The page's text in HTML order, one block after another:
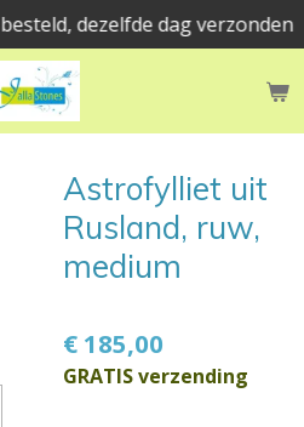
dezelfde dag verzonden
Astrofylliet uit
Rusland, ruw,
medium
€ 185,00
GRATIS verzending